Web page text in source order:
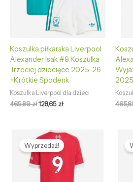
Koszulka piłkarska Liverpool
Alexander Isak #9 Koszulka
Trzeciej dziecięce 2025-26
+Krótkie Spodenk
Koszulka Liverpool dla dzieci
465,89zł128,65 zł
Wyprzedaż!
Pierwotna
cena
wynosiła:
465,89 zł.
Aktualna
cena
wynosi:
128,65 zł.